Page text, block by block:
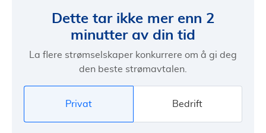
Dette tar ikke mer enn 2
minutter av din tid
La flere strømselskaper konkurrere om å gi deg
den beste strømavtalen.
Privat Bedrift